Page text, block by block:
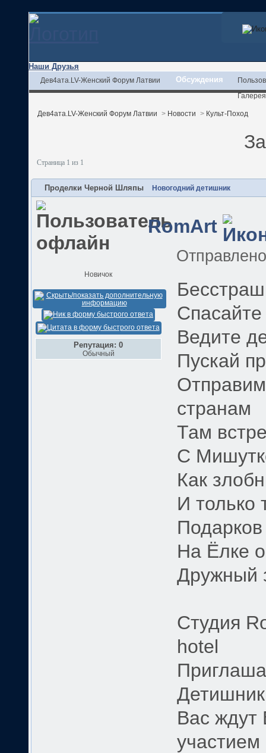
Наши Друзья
Дев4ата.LV-Женский Форум Латвии Обсуждения
Галерея
Дев4ата.LV-Женский Форум Латвии > Новости > Культ-Поход
Страница 1 из 1
Проделки Черной Шляпы Новогодний детишник
RomArt
Новичок
Репутация: 0
Обычный
Ведите
Пускай
странам
Там
С
Как
И только
На Ёлке
Дружный
Студия
hotel
Вас ждут